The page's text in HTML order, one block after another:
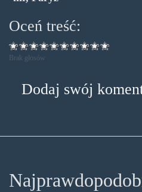
Oceń treść:
Brak głosów
Dodaj swój